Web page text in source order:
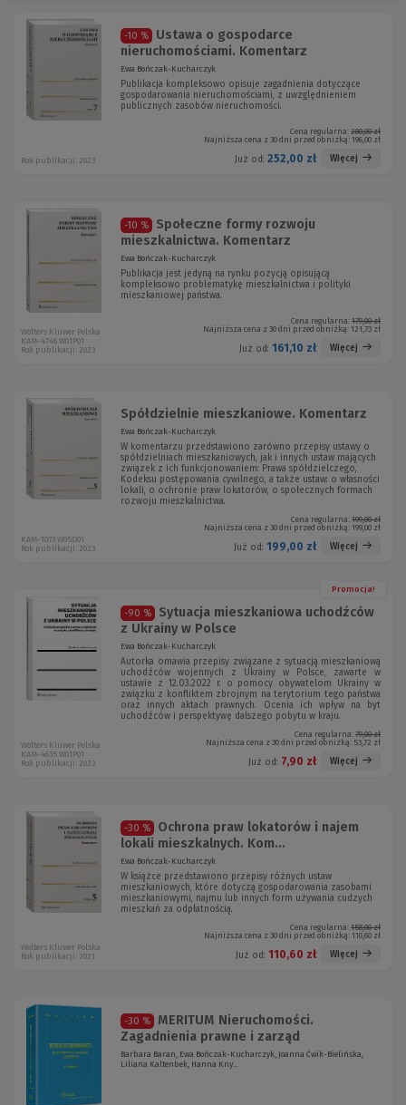
-10 %
Ustawa o gospodarce
nieruchomościami. Komentarz
Ewa Bończak-Kucharczyk
Publikacja kompleksowo opisuje zagadnienia dotyczące
gospodarowania nieruchomościami, z uwzględnieniem
publicznych zasobów nieruchomości.
Cena regularna: 280,00 zł
Najniższa cena z 30 dni przed obniżką: 196,00 zł
Już od: 252,00 zł Więcej
Rok publikacji: 2023
-10 %
Społeczne formy rozwoju
mieszkalnictwa. Komentarz
Ewa Bończak-Kucharczyk
Publikacja jest jedyną na rynku pozycją opisującą
kompleksowo problematykę mieszkalnictwa i polityki
mieszkaniowej państwa.
Cena regularna: 179,00 zł
Najniższa cena z 30 dni przed obniżką: 121,73 zł
Już od: 161,10 zł Więcej
Wolters Kluwer Polska
KAM-4746 W01P01
Rok publikacji: 2023
Spółdzielnie mieszkaniowe. Komentarz
Ewa Bończak-Kucharczyk
W komentarzu przedstawiono zarówno przepisy ustawy o
spółdzielniach mieszkaniowych, jak i innych ustaw mających
związek z ich funkcjonowaniem: Prawa spółdzielczego,
Kodeksu postępowania cywilnego, a także ustaw: o własności
lokali, o ochronie praw lokatorów, o społecznych formach
rozwoju mieszkalnictwa.
Cena regularna: 199,00 zł
Najniższa cena z 30 dni przed obniżką: 199,00 zł
Już od: 199,00 zł Więcej
KAM-1073 W05D01
Rok publikacji: 2023
Promocja!
-90 %
Sytuacja mieszkaniowa uchodźców
z Ukrainy w Polsce
Ewa Bończak-Kucharczyk
Autorka omawia przepisy związane z sytuacją mieszkaniową
uchodźców wojennych z Ukrainy w Polsce, zawarte w
ustawie z 12.03.2022 r. o pomocy obywatelom Ukrainy w
związku z konfliktem zbrojnym na terytorium tego państwa
oraz innych aktach prawnych. Ocenia ich wpływ na byt
uchodźców i perspektywę dalszego pobytu w kraju.
Cena regularna: 79,00 zł
Najniższa cena z 30 dni przed obniżką: 53,72 zł
Już od: 7,90 zł Więcej
Wolters Kluwer Polska
KAM-4635 W01P01
Rok publikacji: 2022
-30 %
Ochrona praw lokatorów i najem
lokali mieszkalnych. Kom...
Ewa Bończak-Kucharczyk
W książce przedstawiono przepisy różnych ustaw
mieszkaniowych, które dotyczą gospodarowania zasobami
mieszkaniowymi, najmu lub innych form używania cudzych
mieszkań za odpłatnością.
Cena regularna: 158,00 zł
Najniższa cena z 30 dni przed obniżką: 110,60 zł
Już od: 110,60 zł Więcej
Wolters Kluwer Polska
Rok publikacji: 2021
-30 %
MERITUM Nieruchomości.
Zagadnienia prawne i zarząd
Barbara Baran, Ewa Bończak-Kucharczyk, Joanna Ćwik-Bielińska,
Liliana Kaltenbek, Hanna Kny...